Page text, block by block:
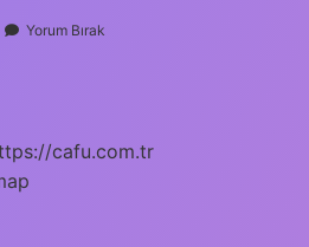
Yorum Bırak
cafu.com.tr